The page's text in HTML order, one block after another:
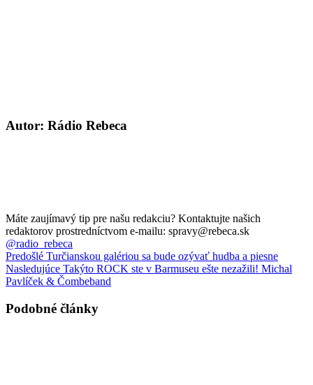
Autor: Rádio Rebeca
Máte zaujímavý tip pre našu redakciu? Kontaktujte našich
redaktorov prostredníctvom e-mailu: spravy@rebeca.sk
@radio_rebeca
Predošlé Turčianskou galériou sa bude ozývať hudba a piesne
Nasledujúce Takýto ROCK ste v Barmuseu ešte nezažili! Michal
Pavlíček & Čombeband
Podobné články